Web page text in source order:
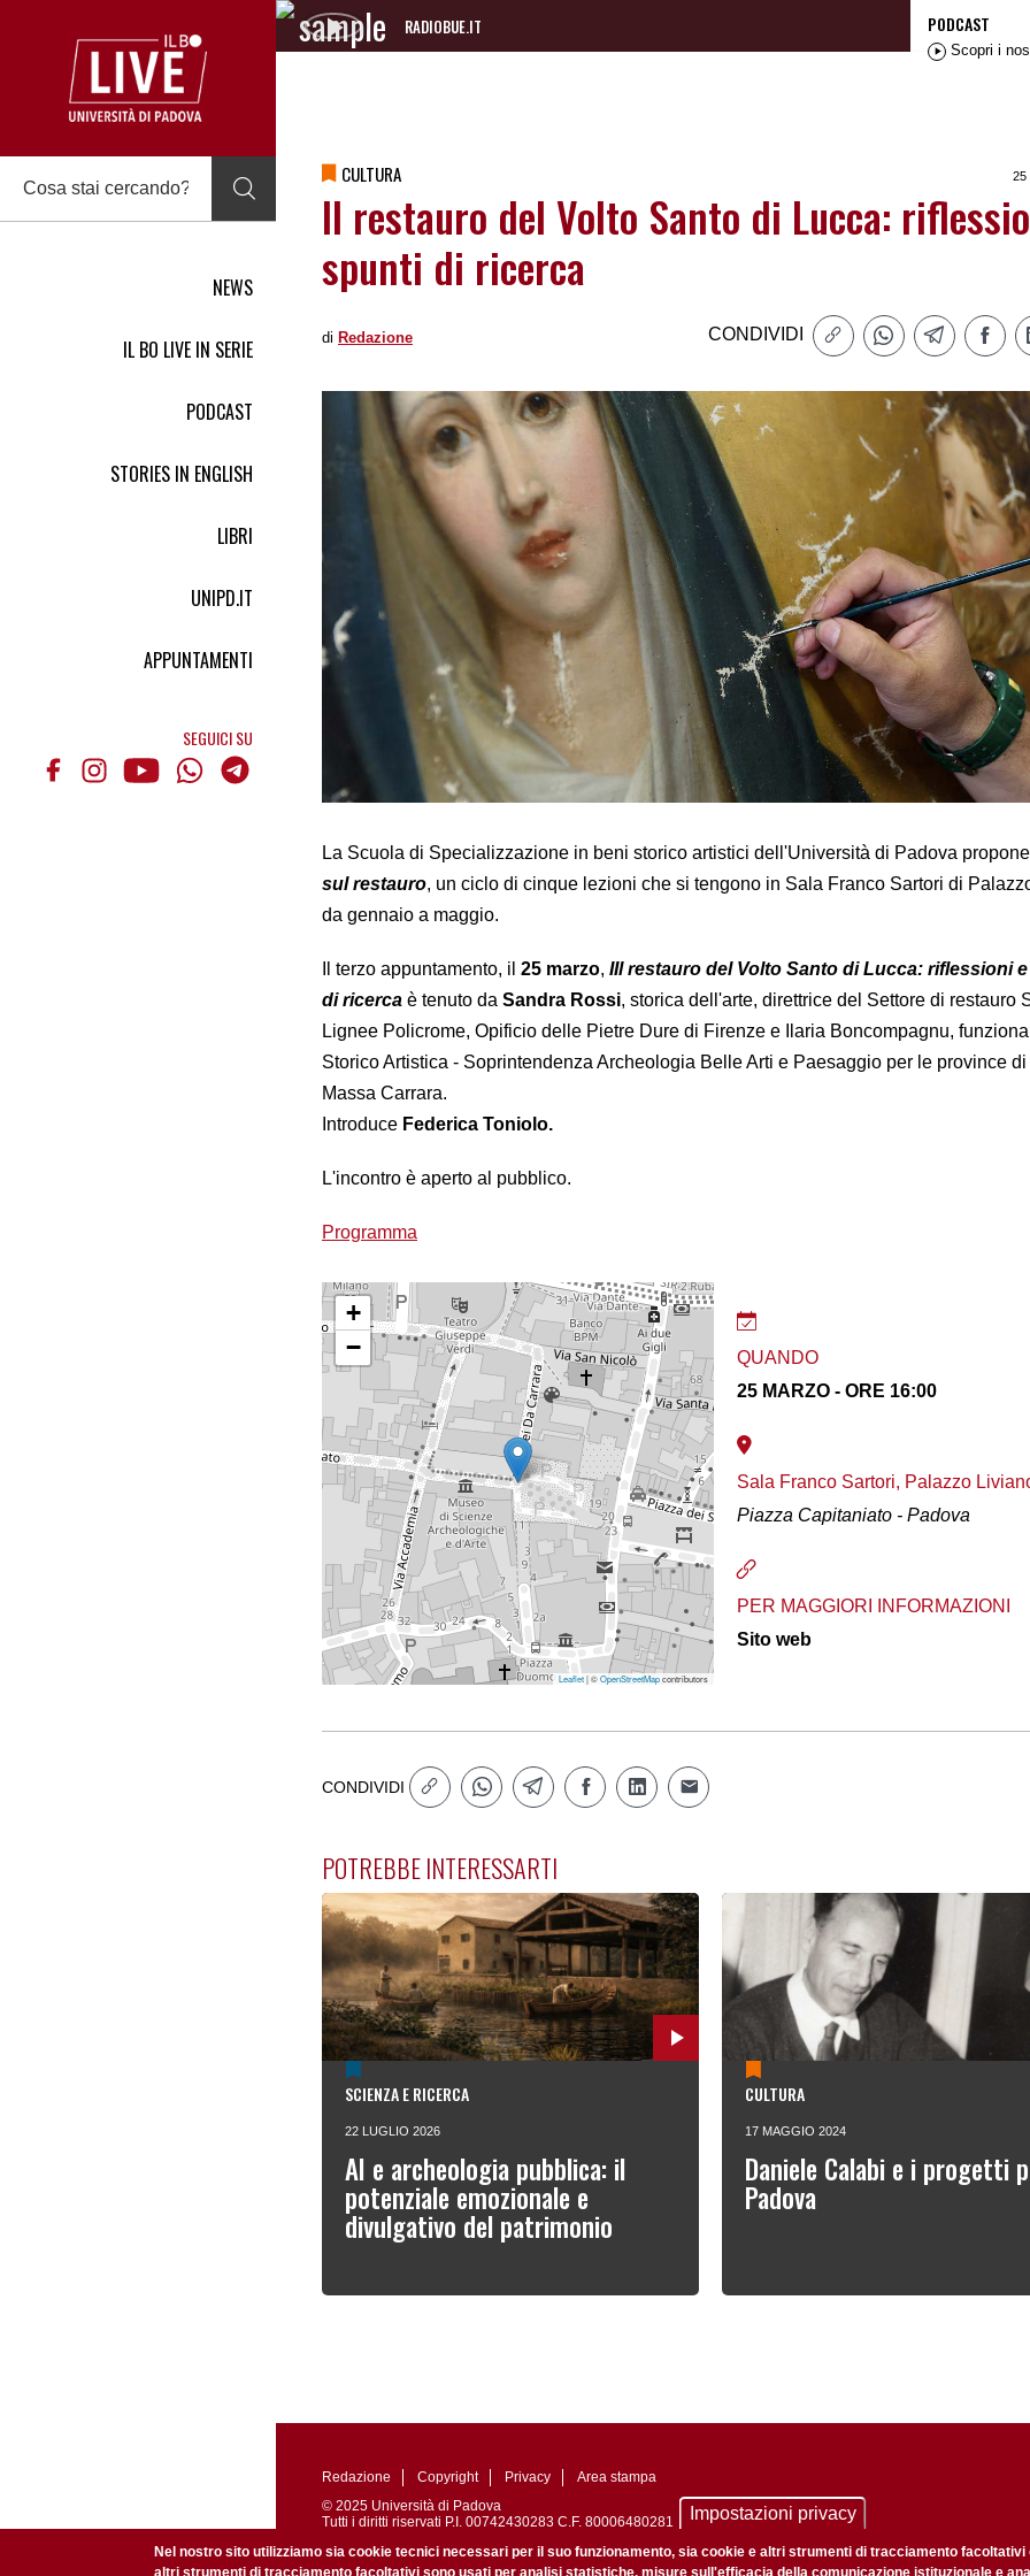
NEWS
IL BO LIVE IN SERIE
PODCAST
STORIES IN ENGLISH
LIBRI
UNIPD.IT
APPUNTAMENTI
SEGUICI SU
RADIOBUE.IT
Audio
PODCAST
Scopri i
CULTURA 25
Il restauro del Volto Santo di Lucca:
spunti di ricerca
di Redazione CONDIVIDI
La Scuola di Specializzazione in beni storico artistici dell'Università di Padova propone
sul restauro, un ciclo di cinque lezioni che si tengono in Sala Franco Sartori di
da gennaio a maggio.
Il terzo appuntamento, il 25 marzo, IIl restauro del Volto Santo di Lucca: riflessioni
di ricerca è tenuto da Sandra Rossi, storica dell'arte, direttrice del Settore di restauro
Lignee Policrome, Opificio delle Pietre Dure di Firenze e Ilaria Boncompagnu,
Storico Artistica - Soprintendenza Archeologia Belle Arti e Paesaggio per le province
Massa Carrara.
Introduce Federica Toniolo.
L'incontro è aperto al pubblico.
Programma
+
−
Leaflet| ©OpenStreetMapcontributors
QUANDO
25 MARZO - ORE 16:00
Sala Franco Sartori, Palazzo
Piazza Capitaniato - Padova
PER MAGGIORI INFORMAZIONI
Sito web
CONDIVIDI
POTREBBE INTERESSARTI
SCIENZA E RICERCA
22 LUGLIO 2026
AI e archeologia pubblica: il
potenziale emozionale e
divulgativo del patrimonio
CULTURA
17 MAGGIO 2024
Daniele Calabi e i progetti
Padova
Redazione Copyright Privacy
Area stampa
© 2025 Università di Padova
Tutti i diritti riservati P.I. 00742430283 C.F. 80006480281
Impostazioni privacy
Nel nostro sito utilizziamo sia cookie tecnici necessari per il suo funzionamento, sia cookie e altri strumenti di tracciamento
altri strumenti di tracciamento facoltativi sono usati per analisi statistiche, misure sull'efficacia della comunicazione istituzionale e